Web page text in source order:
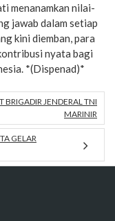
menanamkan nilai-
jawab dalam setiap
kini diemban, para
nyata bagi
*(Dispenad)*
BRIGADIR JENDERAL TNI
MARINIR
GELAR